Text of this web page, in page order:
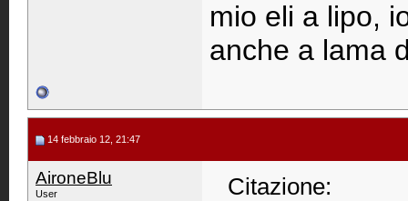
mio eli a lipo,
anche a lama
14 febbraio 12, 21:47
AironeBlu
User Citazione: